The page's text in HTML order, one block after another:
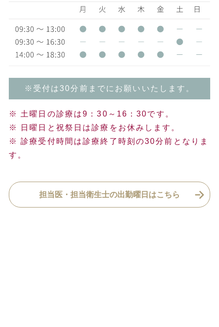
※受付は30分前までにお願いいたします。
※ 土曜日の診療は9：30～16：30です。
※ 日曜日と祝祭日は診療をお休みします。
※ 診療受付時間は診療終了時刻の30分前となりま
す。
担当医・担当衛生士の出勤曜日はこちら